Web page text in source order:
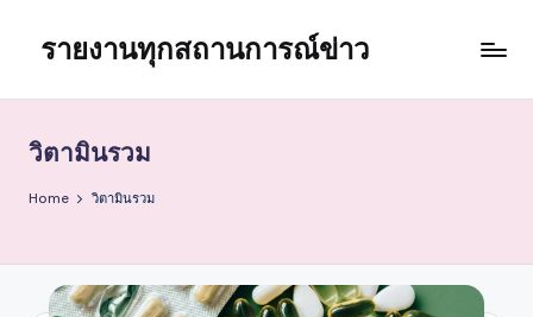
content
รายงานทุกสถานการณ์ข่าว
วิตามินรวม
Home วิตามินรวม